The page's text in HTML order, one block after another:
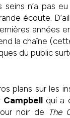
n’a pas
écoute.
années
la chaîne
du public
plans sur les
Campbell qui a
noir de The